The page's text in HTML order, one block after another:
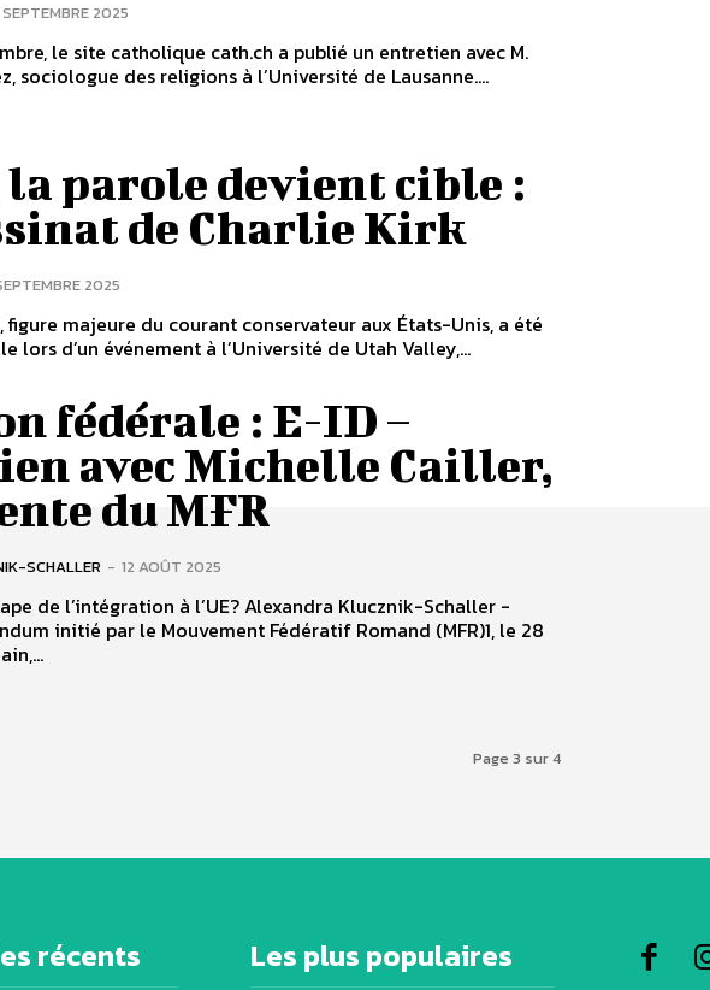
2025
le site catholique cath.ch a publié un entretien avec M.
sociologue des religions à l’Université de Lausanne....
la parole devient cible :
de Charlie Kirk
2025
figure majeure du courant conservateur aux États-Unis, a été
lors d’un événement à l’Université de Utah Valley,...
fédérale : E-ID –
avec Michelle Cailler,
du MFR
SCHALLER - 12 AOÛT 2025
à l’UE? Alexandra Klucznik-Schaller -
initié par le Mouvement Fédératif Romand (MFR)1, le 28
Page 3 sur 4
récents Les plus populaires